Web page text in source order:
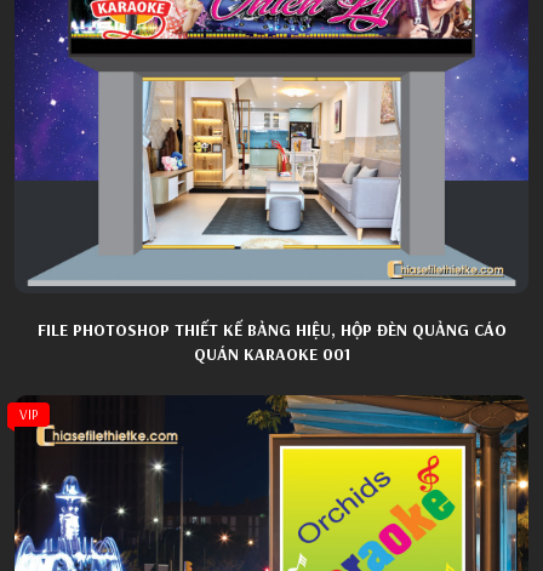
FILE PHOTOSHOP THIẾT KẾ BẢNG HIỆU, HỘP ĐÈN QUẢNG CÁO
QUÁN KARAOKE 001
VIP